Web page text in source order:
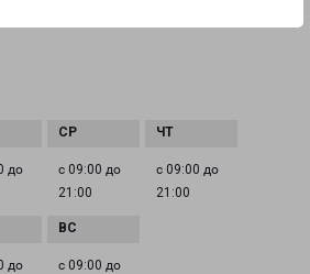
до
с 09:00 до
21:00
с 09:00 до
21:00
до
с 09:00 до